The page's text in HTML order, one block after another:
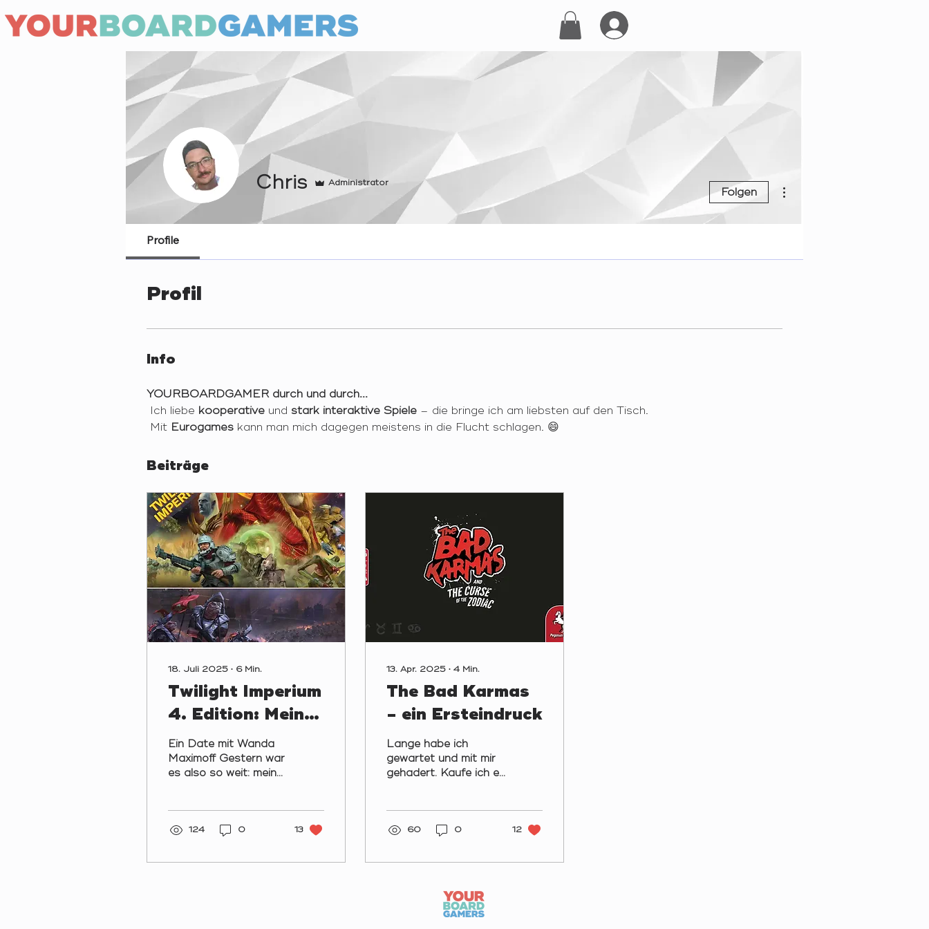
Chris Administrator
Folgen
Profile
Profil
Info
YOURBOARDGAMER durch und durch...
Ich liebe kooperative und stark interaktive Spiele – die bringe ich am liebsten auf den Tisch.
Mit Eurogames kann man mich dagegen meistens in die Flucht schlagen. 😄
Beiträge
18. Juli 2025 ∙ 6 Min.
Twilight Imperium
4. Edition: Meine
ersten Schritte im
4x-Universum
Ein Date mit Wanda
Maximoff Gestern war
es also so weit: meine
Stichspieltal, durch...
124 0 13
13. Apr. 2025 ∙ 4 Min.
The Bad Karmas
- ein Ersteindruck
Lange habe ich
gewartet und mit mir
gehadert. Kaufe ich es
Ein Jahr verging.
Crowdfunding – jetzt
top... Sollte ich es
spielen? Habe ich da
etwa eine Perle liegen
60 0 12